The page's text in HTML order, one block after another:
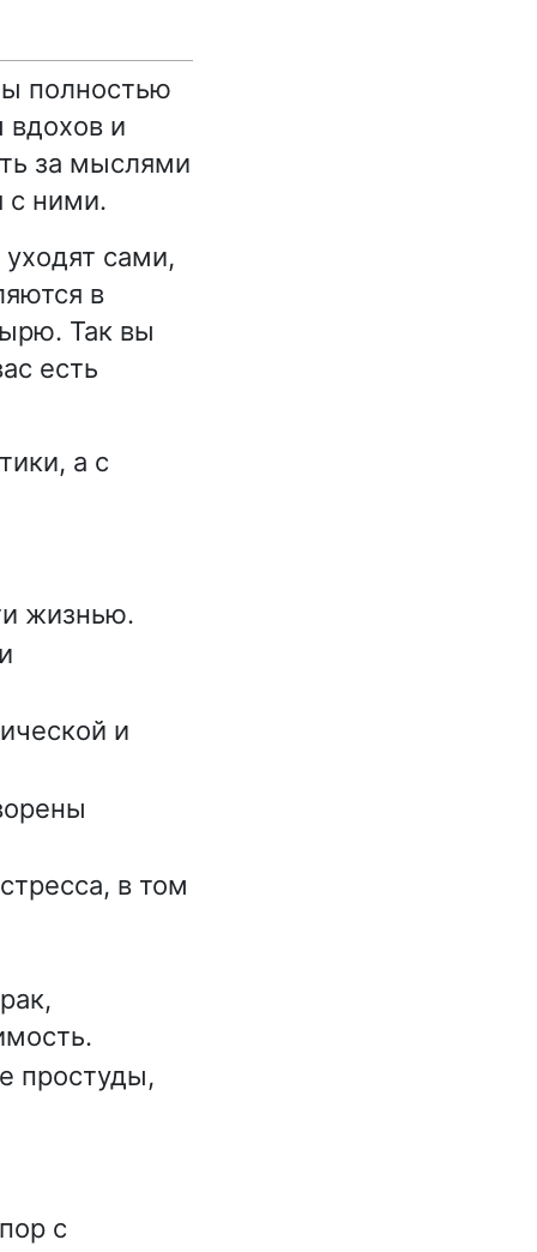
полностью
вдохов и
за мыслями
с ними.
сами,
в
Так вы
есть
а с
жизнью.
и
в том
простуды,
с